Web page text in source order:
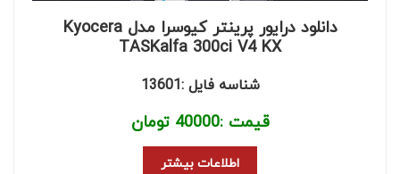
دانلود درایور پرینتر کیوسرا مدل Kyocera
TASKalfa 300ci V4 KX
شناسه فایل :13601
قیمت :40000 تومان
اطلاعات بیشتر